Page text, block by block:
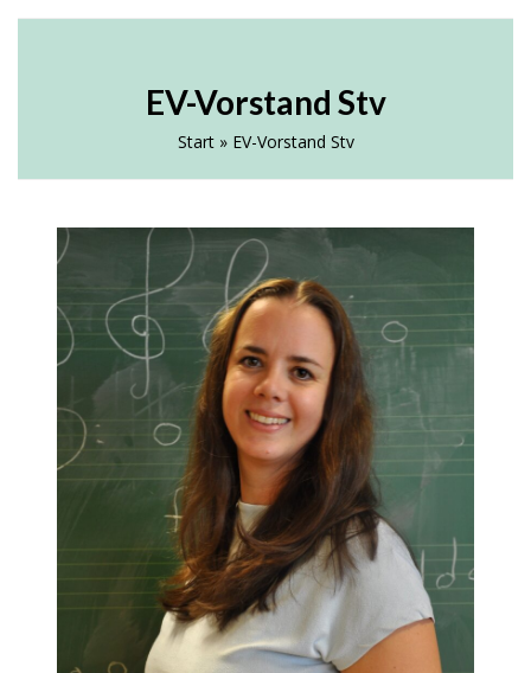
EV-Vorstand Stv
Start» EV-Vorstand Stv